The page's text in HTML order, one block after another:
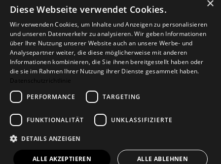
AGB Datenschutz
Impressum
Kontakt
© 2026Design Geschenke
Shop
Diese Webseite verwendet Cookies.
Wir verwenden Cookies, um Inhalte und Anzeigen zu personalisieren
und unseren Datenverkehr zu analysieren. Wir geben Informationen
über Ihre Nutzung unserer Website auch an unsere Werbe- und
Analysepartner weiter, die diese möglicherweise mit anderen
Informationen kombinieren, die Sie ihnen bereitgestellt haben oder
die sie im Rahmen Ihrer Nutzung ihrer Dienste gesammelt haben.
Datenschutzrichtlinie
PERFORMANCE
TARGETING
FUNKTIONALITÄT UNKLASSIFIZIERTE
DETAILS ANZEIGEN
ALLE AKZEPTIEREN ALLE ABLEHNEN